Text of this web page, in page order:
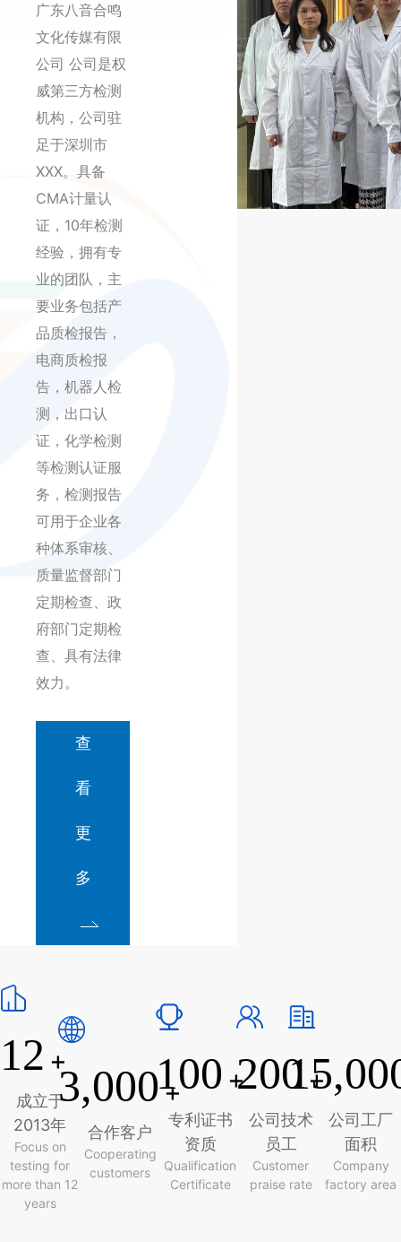
广东八音合鸣
文化传媒有限
公司 公司是权
威第三方检测
机构，公司驻
足于深圳市
XXX。具备
CMA计量认
证，10年检测
经验，拥有专
业的团队，主
要业务包括产
品质检报告，
电商质检报
告，机器人检
测，出口认
证，化学检测
等检测认证服
务，检测报告
可用于企业各
种体系审核、
质量监督部门
定期检查、政
府部门定期检
查、具有法律
效力。
查
看
更
多
12 +
成立于
2013年
Focus on
testing for
more than 12
years
3,000+
合作客户
Cooperating
customers
100 +
专利证书
资质
Qualification
Certificate
200+
公司技术
员工
Customer
praise rate
公司工厂
面积
Company
factory area